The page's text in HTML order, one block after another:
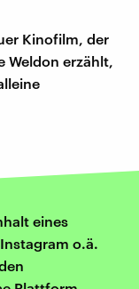
Kinofilm, der
Weldon erzählt,
eines
o.ä.